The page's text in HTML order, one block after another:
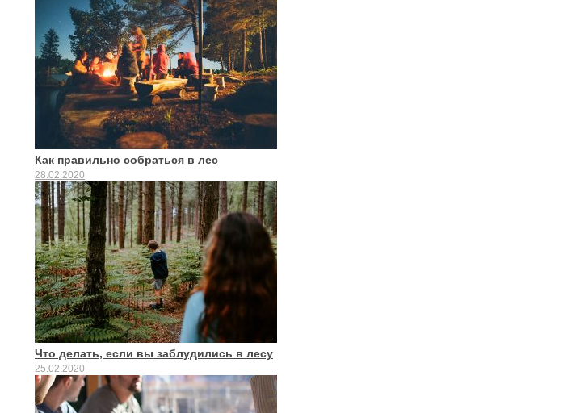
Как правильно собраться в лес
28.02.2020
Что делать, если вы заблудились в лесу
25.02.2020